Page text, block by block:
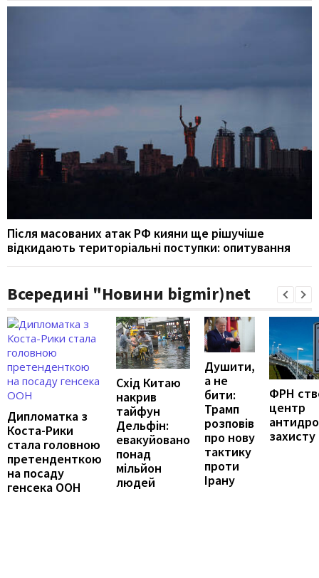
Після масованих атак РФ кияни ще рішучіше
відкидають територіальні поступки: опитування
Всередині "Новини bigmir)net
Дипломатка з
Коста-Рики
стала головною
претенденткою
на посаду
генсека ООН
Схід Китаю
накрив
тайфун
Дельфін:
евакуйовано
понад
мільйон
людей
Душити,
а не
бити:
Трамп
розповів
про нову
тактику
проти
Ірану
ФРН
центр
захисту